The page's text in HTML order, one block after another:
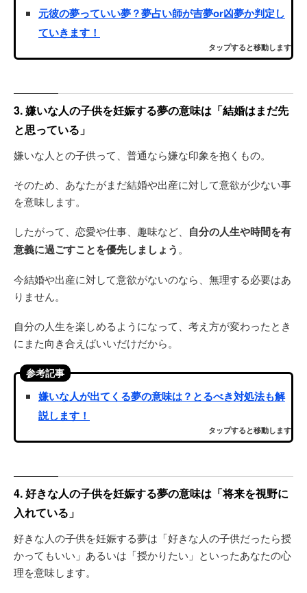
元彼の夢っていい夢？夢占い師が吉夢or凶夢か判定し
ていきます！
タップすると移動します
3. 嫌いな人の子供を妊娠する夢の意味は「結婚はまだ先
と思っている」
嫌いな人との子供って、普通なら嫌な印象を抱くもの。
そのため、あなたがまだ結婚や出産に対して意欲が少ない事
を意味します。
したがって、恋愛や仕事、趣味など、 自分の人生や時間を有
意義に過ごすことを優先しましょう 。
今結婚や出産に対して意欲がないのなら、無理する必要はあ
りません。
自分の人生を楽しめるようになって、考え方が変わったとき
にまた向き合えばいいだけだから。
参考記事
嫌いな人が出てくる夢の意味は？とるべき対処法も解
説します！
タップすると移動します
4. 好きな人の子供を妊娠する夢の意味は「将来を視野に
入れている」
好きな人の子供を妊娠する夢は「好きな人の子供だったら授
かってもいい」あるいは「授かりたい」といったあなたの心
理を意味します。